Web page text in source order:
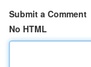
Submit a Comment
No HTML